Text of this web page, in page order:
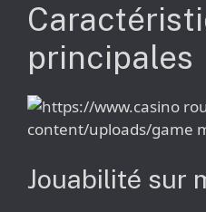
principales
Jouabilité sur